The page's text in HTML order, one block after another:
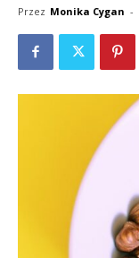
Przez Monika Cygan -